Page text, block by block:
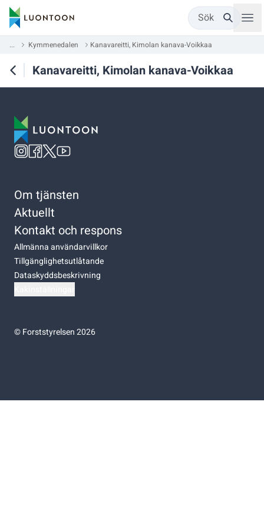
Sök
... Kymmenedalen Kanavareitti, Kimolan kanava-Voikkaa
Kanavareitti, Kimolan kanava-Voikkaa
Om tjänsten
Aktuellt
Kontakt och respons
Allmänna användarvillkor
Tillgänglighetsutlåtande
Dataskyddsbeskrivning
©Forststyrelsen 2026